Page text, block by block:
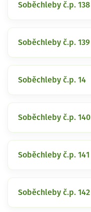
Soběchleby č.p. 138
Soběchleby č.p. 139
Soběchleby č.p. 14
Soběchleby č.p. 140
Soběchleby č.p. 141
Soběchleby č.p. 142